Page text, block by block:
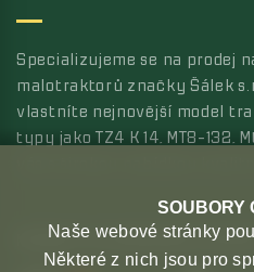
Specializujeme se na prodej
malotraktorů značky Šálek
vlastníte nejnovější model
typy jako TZ4 K 14, MT8-132,
MOŽNOSTI PLATBYMOŽNOSTI
SOUBORY
Naše webové stránky
Některé z nich jsou pro